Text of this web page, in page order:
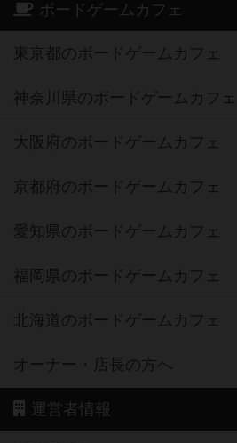
ボードゲームカフェ
東京都のボードゲームカフェ
神奈川県のボードゲームカフェ
大阪府のボードゲームカフェ
京都府のボードゲームカフェ
愛知県のボードゲームカフェ
福岡県のボードゲームカフェ
北海道のボードゲームカフェ
オーナー・店長の方へ
運営者情報